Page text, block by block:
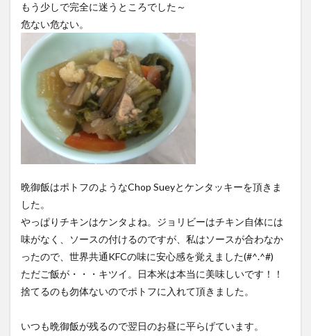
もう少しで完全に迷うところでした～
危ない危ない。
晩御飯はポトフのようなChop Sueyとケンタッキーを頂きま
した。
やっぱりチキンはケンタよね。ジョリビーはチキン自体には
味がなく、ソースの付けるのですが、私はソースが合わなか
ったので、世界共通KFCの味に安心感を覚えました(#^.^#)
ただご飯が・・・キツイ。日本米は本当に美味しいです！！
捨てるのも勿体ないのでポトフに入れて頂きました。
いつも晩御飯が残るので翌日のお昼に平らげています。